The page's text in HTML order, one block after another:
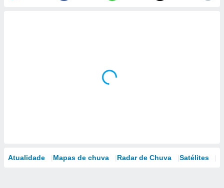
Atualidade Mapas de chuva Radar de Chuva Satélites